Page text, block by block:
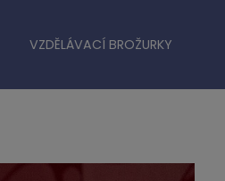
VZDĚLÁVACÍ BROŽURKY